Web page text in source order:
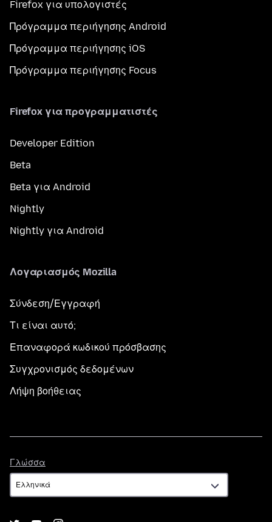
Firefox για υπολογιστές
Πρόγραμμα περιήγησης Android
Πρόγραμμα περιήγησης iOS
Πρόγραμμα περιήγησης Focus
Firefox για προγραμματιστές
Developer Edition
Beta
Beta για Android
Nightly
Nightly για Android
Λογαριασμός Mozilla
Σύνδεση/Εγγραφή
Τι είναι αυτό;
Επαναφορά κωδικού πρόσβασης
Συγχρονισμός δεδομένων
Λήψη βοήθειας
Γλώσσα